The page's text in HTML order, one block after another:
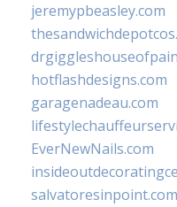
jeremypbeasley.com
hotflashdesigns.com
garagenadeau.com
EverNewNails.com
salvatoresinpoint.com